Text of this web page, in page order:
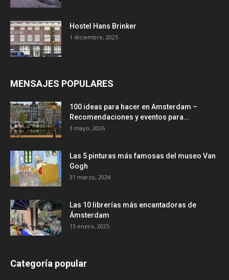
Hostel Hans Brinker
1 diciembre, 2025
MENSAJES POPULARES
100 ideas para hacer en Amsterdam –
Recomendaciones y eventos para...
3 mayo, 2026
Las 5 pinturas más famosas del museo Van
Gogh
31 marzo, 2024
Las 10 librerías más encantadoras de
Ámsterdam
15 enero, 2025
Categoría popular